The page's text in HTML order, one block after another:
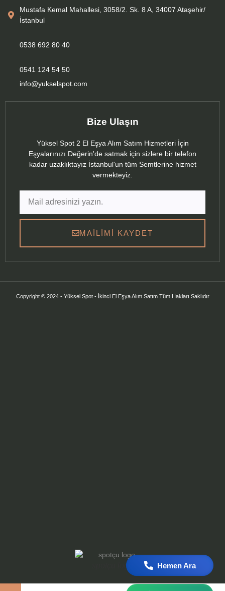
Mustafa Kemal Mahallesi, 3058/2. Sk. 8 A, 34007 Ataşehir/
İstanbul
0538 692 80 40
0541 124 54 50
info@yukselspot.com
Bize Ulaşın
Yüksel Spot 2 El Eşya Alım Satım Hizmetleri İçin
Eşyalarınızı Değerin'de satmak için sizlere bir telefon
kadar uzaklıktayız İstanbul'un tüm Semtlerine hizmet
vermekteyiz.
MAILIMI KAYDET
Copyright © 2024 - Yüksel Spot - İkinci El Eşya Alım Satım Tüm Hakları Saklıdır
spotçu logo Hemen Ara